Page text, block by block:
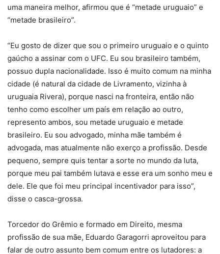
uma maneira melhor, afirmou que é “metade uruguaio” e
“metade brasileiro”.
“Eu gosto de dizer que sou o primeiro uruguaio e o quinto
gaúcho a assinar com o UFC. Eu sou brasileiro também,
possuo dupla nacionalidade. Isso é muito comum na minha
cidade (é natural da cidade de Livramento, vizinha à
uruguaia Rivera), porque nasci na fronteira, então não
tenho como escolher um país em relação ao outro,
represento ambos, sou metade uruguaio e metade
brasileiro. Eu sou advogado, minha mãe também é
advogada, mas atualmente não exerço a profissão. Desde
pequeno, sempre quis tentar a sorte no mundo da luta,
porque meu pai também lutava e esse era um sonho meu e
dele. Ele que foi meu principal incentivador para isso”,
disse o casca-grossa.
Torcedor do Grêmio e formado em Direito, mesma
profissão de sua mãe, Eduardo Garagorri aproveitou para
falar de outro assunto bem comum entre os lutadores: a